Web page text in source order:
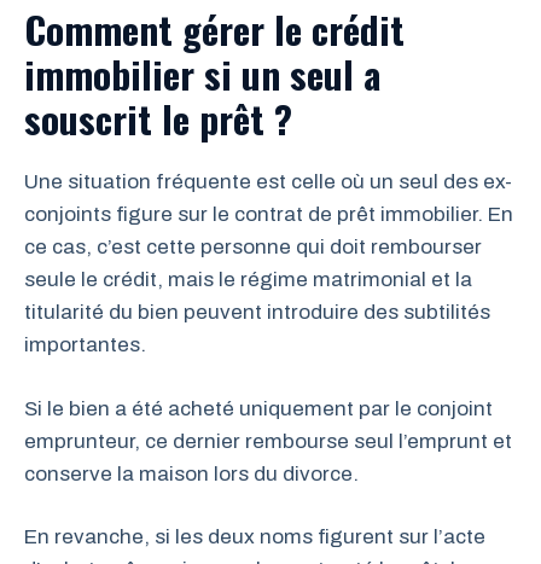
Comment gérer le crédit
immobilier si un seul a
souscrit le prêt ?
Une situation fréquente est celle où un seul des ex-
conjoints figure sur le contrat de prêt immobilier. En
ce cas, c’est cette personne qui doit rembourser
seule le crédit, mais le régime matrimonial et la
titularité du bien peuvent introduire des subtilités
importantes.
Si le bien a été acheté uniquement par le conjoint
emprunteur, ce dernier rembourse seul l’emprunt et
conserve la maison lors du divorce.
En revanche, si les deux noms figurent sur l’acte